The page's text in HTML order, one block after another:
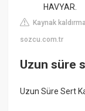
HAVYAR.
Kaynak
sozcu.com.tr
Uzun süre
Uzun Süre Sert